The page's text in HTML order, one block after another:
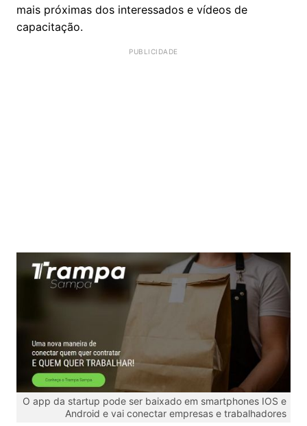
mais próximas dos interessados e vídeos de
capacitação.
O app da startup pode ser baixado em smartphones IOS e
Android e vai conectar empresas e trabalhadores